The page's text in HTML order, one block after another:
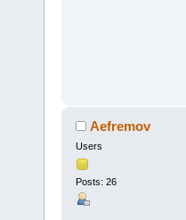
Aefremov
Users
Posts: 26